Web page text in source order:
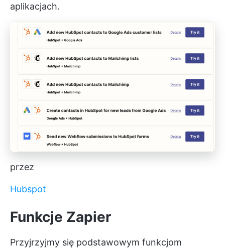
aplikacjach.
przez
Hubspot
Funkcje Zapier
Przyjrzyjmy się podstawowym funkcjom